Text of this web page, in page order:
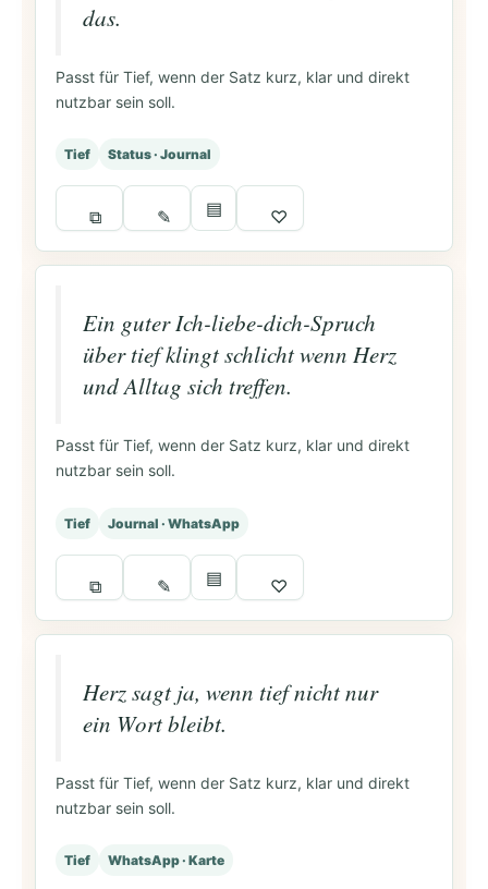
das.
Passt für Tief, wenn der Satz kurz, klar und direkt
nutzbar sein soll.
Tief Status · Journal
⧉ ✎ ▤ ♡
Ein guter Ich-liebe-dich-Spruch
über tief klingt schlicht wenn Herz
und Alltag sich treffen.
Passt für Tief, wenn der Satz kurz, klar und direkt
nutzbar sein soll.
Tief Journal · WhatsApp
⧉ ✎ ▤ ♡
Herz sagt ja, wenn tief nicht nur
ein Wort bleibt.
Passt für Tief, wenn der Satz kurz, klar und direkt
nutzbar sein soll.
Tief WhatsApp · Karte